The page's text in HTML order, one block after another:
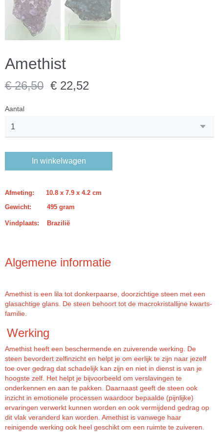
Amethist
€ 26,50 € 22,52
Aantal
In winkelwagen
Afmeting: 10.8 x 7.9 x 4.2 cm
Gewicht:
495 gram
Vindplaats: Brazilië
Algemene informatie
Amethist is een lila tot donkerpaarse, doorzichtige steen met een
glasachtige glans. De steen behoort tot de macrokristallijne kwarts-
familie.
Werking
Amethist heeft een beschermende en zuiverende werking. De
steen bevordert zelfinzicht en helpt je om eerlijk te zijn naar jezelf
toe over gedrag dat schadelijk kan zijn en niet in dienst is van je
hoogste zelf. Het helpt je bijvoorbeeld om verslavingen te
onderkennen en aan te pakken. Daarnaast geeft de steen ook
inzicht in emotionele processen waardoor bepaalde (pijnlijke)
ervaringen verwerkt kunnen worden en ook vermijdend gedrag op
dit vlak veranderd kan worden. Amethist is vanwege haar
reinigende werking ook heel geschikt om een ruimte te zuiveren.